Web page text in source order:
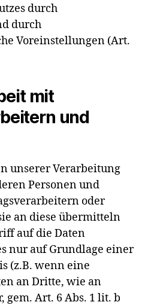
durch
durch
Voreinstellungen (Art.
mit
und
unserer Verarbeitung
Personen und
oder
an diese übermitteln
auf die Daten
nur auf Grundlage einer
(z.B. wenn eine
an Dritte, wie an
gem. Art. 6 Abs. 1 lit. b